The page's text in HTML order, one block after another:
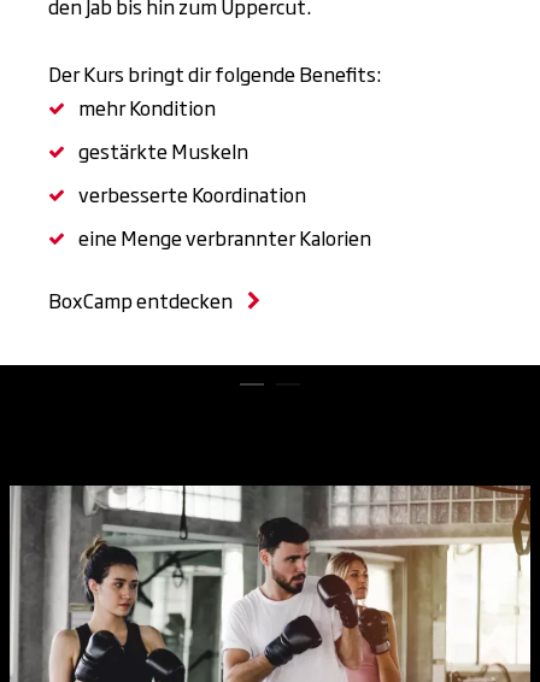
den Jab bis hin zum Uppercut.
Der Kurs bringt dir folgende Benefits:
mehr Kondition
gestärkte Muskeln
verbesserte Koordination
eine Menge verbrannter Kalorien
BoxCamp entdecken